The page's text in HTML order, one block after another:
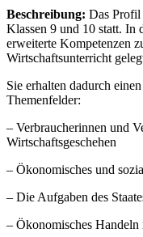
Beschreibung: Das
Klassen 9 und 10 statt. In
erweiterte Kompetenzen
Wirtschaftsunterricht
Sie erhalten dadurch
Themenfelder:
– Verbraucherinnen und
Wirtschaftsgeschehen
– Ökonomisches und
– Die Aufgaben des
– Ökonomisches